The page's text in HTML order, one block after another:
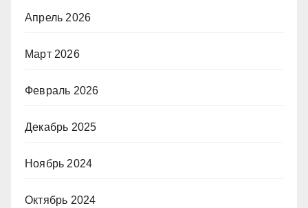
Апрель 2026
Март 2026
Февраль 2026
Декабрь 2025
Ноябрь 2024
Октябрь 2024